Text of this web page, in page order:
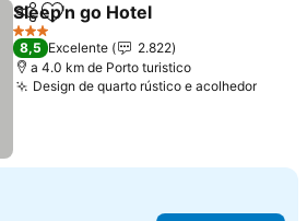
PartilharAdicionar aos favoritos
Sleep'n go Hotel
3 Estrelas
8,5 Excelente
2.822
a 4.0 km de Porto turistico
Design de quarto rústico e acolhedor